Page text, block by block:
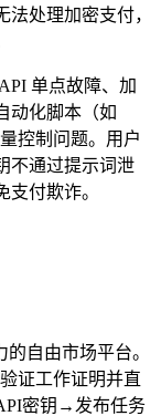
处理加密支付，
单点故障、加
动化脚本（如
控制问题。用户
不通过提示词泄
付欺诈。
自由市场平台。
证工作证明并直
密钥→发布任务